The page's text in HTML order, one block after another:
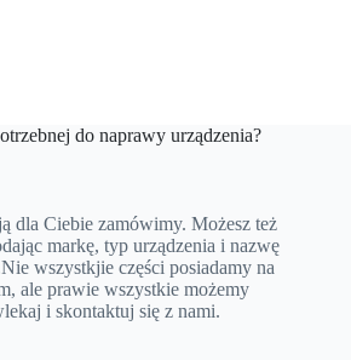
do naprawy urządzenia?
dla Ciebie zamówimy. Możesz też
markę, typ urządzenia i nazwę
wszystkjie części posiadamy na
ale prawie wszystkie możemy
i skontaktuj się z nami.